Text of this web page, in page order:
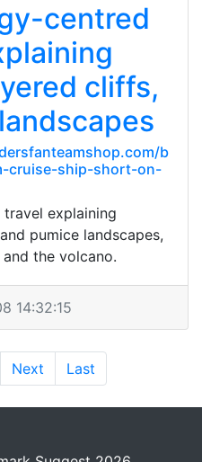
centred
cliffs,
b
cruise-ship-short-on-
explaining
pumice landscapes,
the volcano.
14:32:15
Next Last